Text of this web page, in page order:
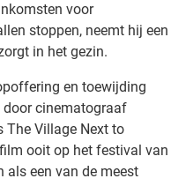
voor
stoppen, neemt hij een
in het gezin.
en toewijding
door cinematograaf
The Village Next to
ooit op het festival van
als een van de meest